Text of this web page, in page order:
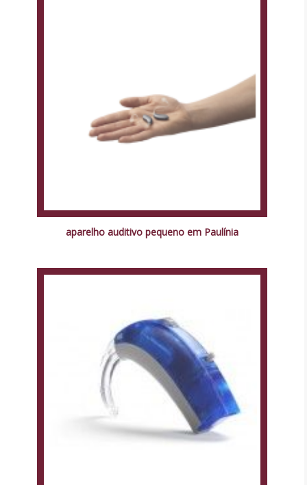
aparelho auditivo pequeno em Paulínia